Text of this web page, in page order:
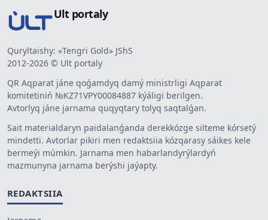
Ult portaly
Quryltaishy: «Tengri Gold» JShS
2012-2026 © Ult portaly
QR Aqparat jáne qoǵamdyq damý ministrligi Aqparat
komitetiniń №KZ71VPY00084887 kýáligi berilgen.
Avtorlyq jáne jarnama quqyqtary tolyq saqtalǵan.
Sait materialdaryn paidalanǵanda derekkózge silteme kórsetý
mindetti. Avtorlar pikiri men redaktsiia kózqarasy sáikes kele
bermeýi múmkin. Jarnama men habarlandyrýlardyń
mazmunyna jarnama berýshi jaýapty.
REDAKTSIIA